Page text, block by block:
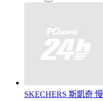
SKECHERS 斯凱奇